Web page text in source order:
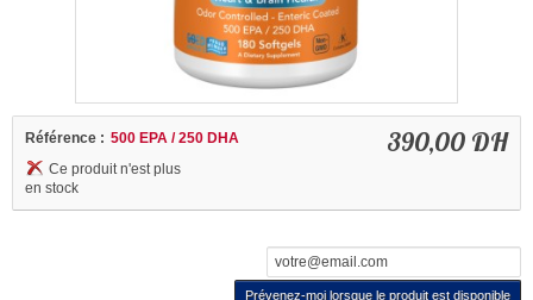
390,00 DH
Référence : 500 EPA / 250 DHA
Ce produit n'est plus
en stock
Prévenez-moi lorsque le produit est disponible